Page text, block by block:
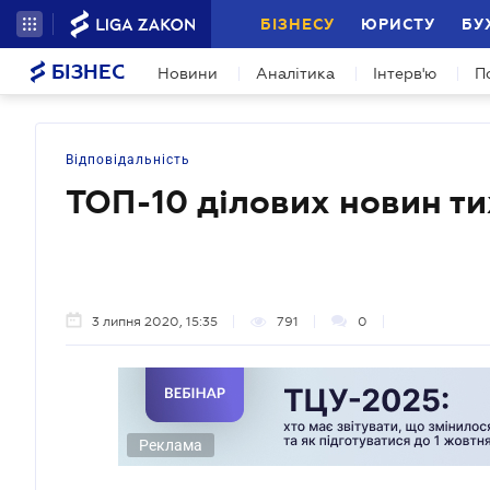
БІЗНЕСУ ЮРИСТУ
БІЗНЕС Новини Аналітика Інтерв'ю
Відповідальність
ТОП-10 ділових новин
3 липня 2020, 15:35 791 0
Реклама